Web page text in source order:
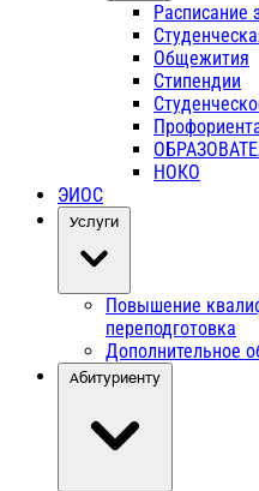
Расписание
Общежития
Стипендии
НОКО
ЭИОС
Услуги
Повышение
переподготовка
Дополнительное
Абитуриенту